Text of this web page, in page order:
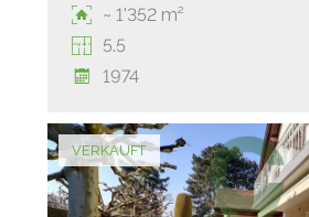
~ 1'352 m²
5.5
1974
VERKAUFT